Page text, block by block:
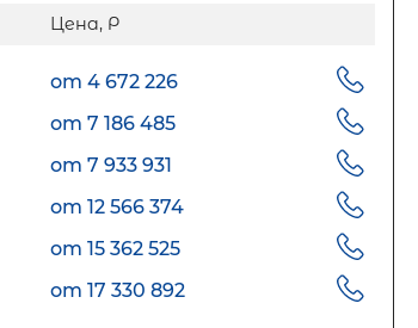
Цена, Р
от 4 672 226
от 7 186 485
от 7 933 931
от 12 566 374
от 15 362 525
от 17 330 892